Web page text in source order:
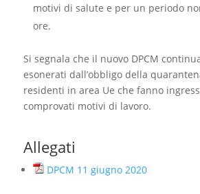
motivi di salute e per un periodo
ore.
Si segnala che il nuovo DPCM
esonerati dall’obbligo della
residenti in area Ue che fanno
comprovati motivi di lavoro.
Allegati
DPCM 11 giugno 2020